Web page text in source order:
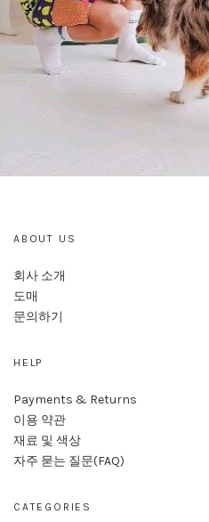
ABOUT US
회사 소개
도매
문의하기
HELP
Payments & Returns
이용 약관
재료 및 색상
자주 묻는 질문(FAQ)
CATEGORIES